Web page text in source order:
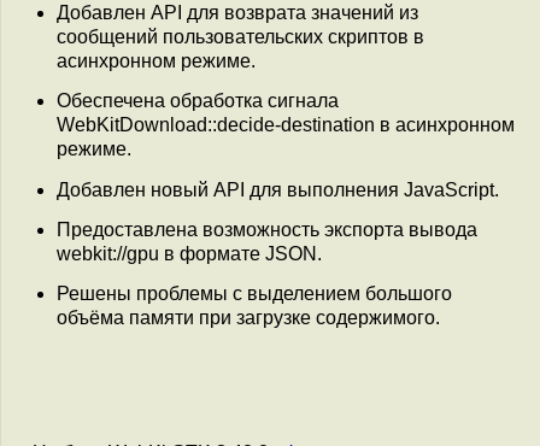
Добавлен API для возврата значений из
сообщений пользовательских скриптов в
асинхронном режиме.
Обеспечена обработка сигнала
WebKitDownload::decide-destination в асинхронном
режиме.
Добавлен новый API для выполнения JavaScript.
Предоставлена возможность экспорта вывода
webkit://gpu в формате JSON.
Решены проблемы с выделением большого
объёма памяти при загрузке содержимого.